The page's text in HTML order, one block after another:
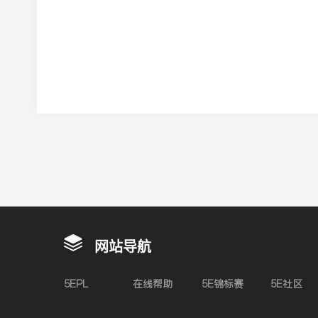
网站导航
5EPL 在线帮助 5E锦标赛 5E社区